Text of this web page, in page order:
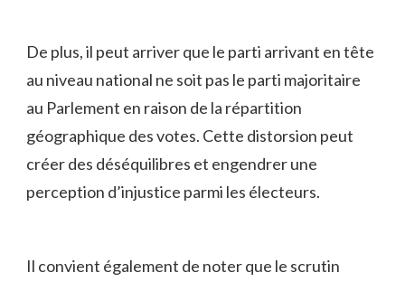
De plus, il ​peut arriver que le parti arrivant en tête‍
au niveau ​national​ ne soit pas le parti majoritaire
⁢au Parlement⁢ en raison de⁢ la répartition
géographique des⁤ votes. Cette distorsion peut
créer des⁢ déséquilibres et engendrer une​
perception d’injustice parmi les électeurs.
Il ⁣convient également de noter ⁤que le scrutin